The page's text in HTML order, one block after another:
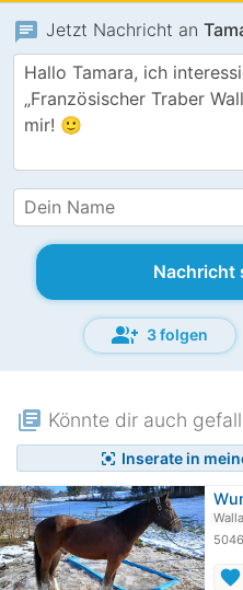
chat Jetzt Nachricht an
Nachricht
group_add 3 folgen
library_books Könnte dir auch
center_focus_strong Inserate in
favorite